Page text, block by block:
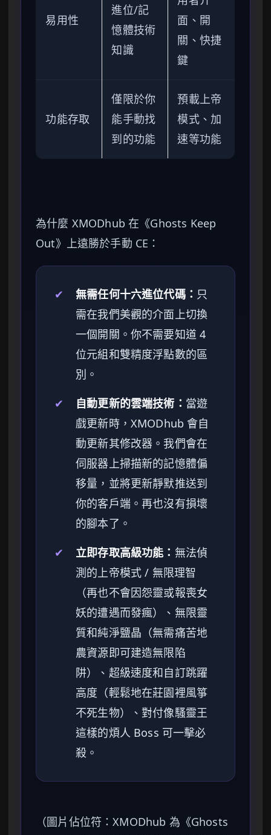
易用性
進位/記
憶體技術
知識
面、開
關、快捷
鍵
功能存取
僅限於你
能手動找
到的功能
預載上帝
模式、加
速等功能
為什麼 XMODhub 在《Ghosts Keep
Out》上遠勝於手動 CE：
✔ 無需任何十六進位代碼： 只
需在我們美觀的介面上切換
一個開關。你不需要知道 4
位元組和雙精度浮點數的區
別。
✔
自動更新的雲端技術： 當遊
戲更新時，XMODhub 會自
動更新其修改器。我們會在
伺服器上掃描新的記憶體偏
移量，並將更新靜默推送到
你的客戶端。再也沒有損壞
的腳本了。
✔
立即存取高級功能： 無法偵
測的上帝模式 / 無限理智
（再也不會因怨靈或報喪女
妖的遭遇而發瘋）、無限靈
質和純淨鹽晶（無需痛苦地
農資源即可建造無限陷
阱）、超級速度和自訂跳躍
高度（輕鬆地在莊園裡風箏
不死生物）、對付像騷靈王
這樣的煩人 Boss 可一擊必
殺。
（圖片佔位符：XMODhub 為《Ghosts